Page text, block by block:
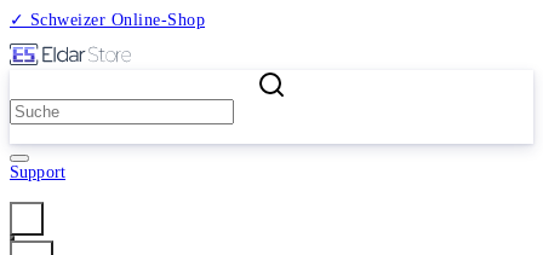
✓ Schweizer Online-Shop
Support